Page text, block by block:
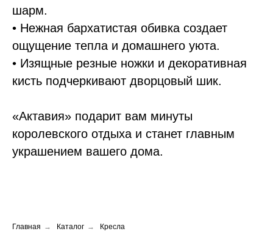
шарм.
• Нежная бархатистая обивка создает
ощущение тепла и домашнего уюта.
• Изящные резные ножки и декоративная
кисть подчеркивают дворцовый шик.
«Актавия» подарит вам минуты
королевского отдыха и станет главным
украшением вашего дома.
Главная → Каталог → Кресла